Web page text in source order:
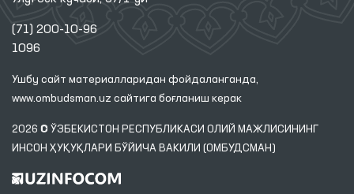
(71) 200-10-96
1096
Ушбу сайт материалларидан фойдаланганда,
www.ombudsman.uz сайтига боғланиш керак
2026 © ЎЗБЕКИСТОН РЕСПУБЛИКАСИ ОЛИЙ МАЖЛИСИНИНГ
ИНСОН ҲУҚУҚЛАРИ БЎЙИЧА ВАКИЛИ (ОМБУДСМАН)